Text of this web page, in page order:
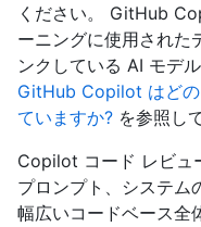
ください。 GitHub
ーニングに使用された
ンクしている AI モデ
GitHub Copilot はどの
ていますか? を参照し
Copilot コード レビュ
プロンプト、システム
幅広いコードベース全